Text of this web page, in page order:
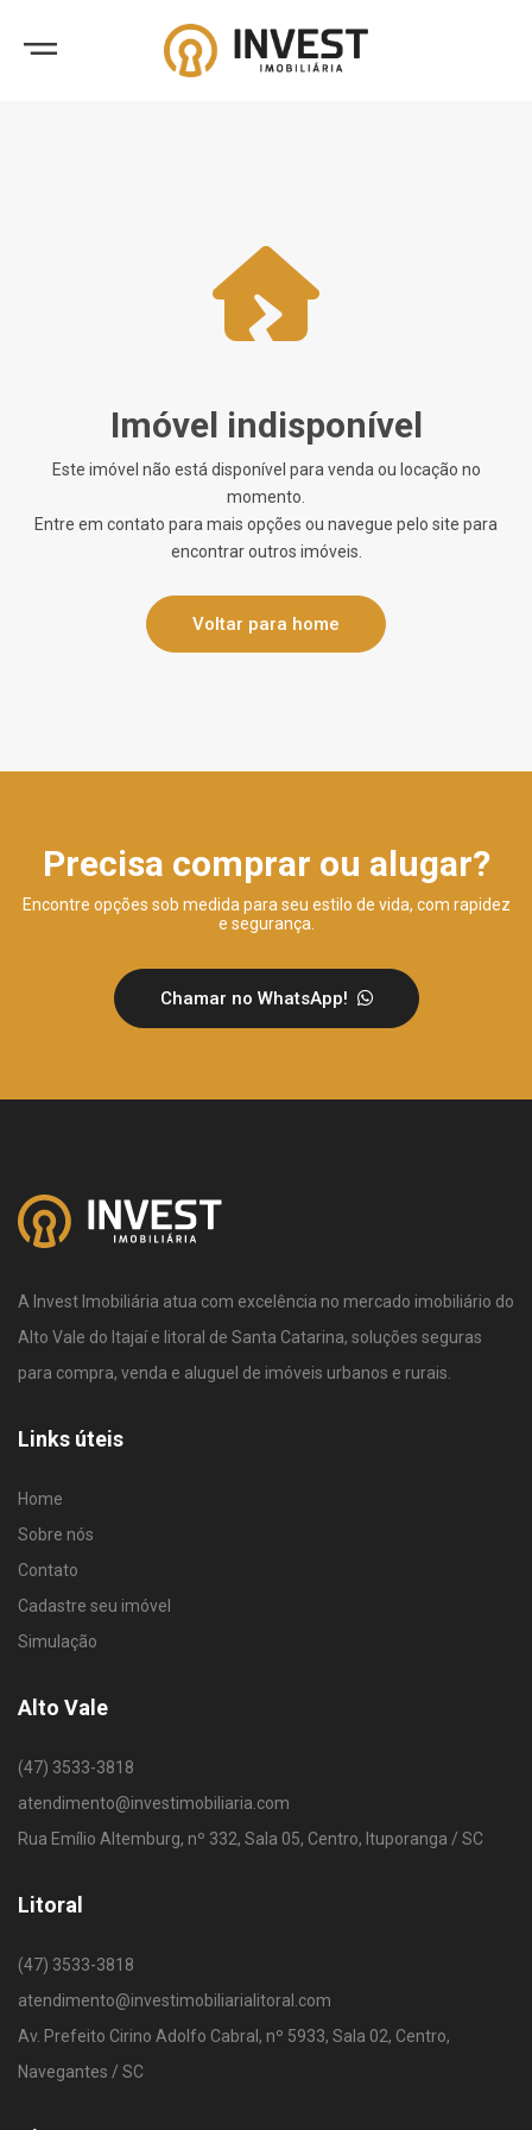
Imóvel indisponível
Este imóvel não está disponível para venda ou locação no
momento.
Entre em contato para mais opções ou navegue pelo site para
encontrar outros imóveis.
Voltar para home
Precisa comprar ou alugar?
Encontre opções sob medida para seu estilo de vida, com rapidez
e segurança.
Chamar no WhatsApp!
A Invest Imobiliária atua com excelência no mercado imobiliário do
Alto Vale do Itajaí e litoral de Santa Catarina, soluções seguras
para compra, venda e aluguel de imóveis urbanos e rurais.
Links úteis
Home
Sobre nós
Contato
Cadastre seu imóvel
Simulação
Alto Vale
(47) 3533-3818
atendimento@investimobiliaria.com
Rua Emílio Altemburg, nº 332, Sala 05, Centro, Ituporanga / SC
Litoral
(47) 3533-3818
atendimento@investimobiliarialitoral.com
Av. Prefeito Cirino Adolfo Cabral, nº 5933, Sala 02, Centro,
Navegantes / SC